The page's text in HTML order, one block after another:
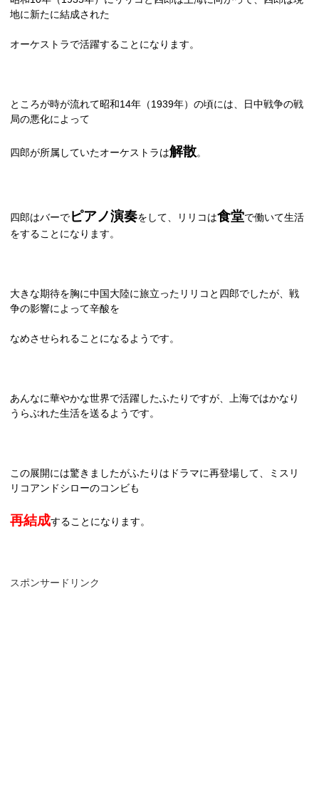
地に新たに結成された
オーケストラで活躍することになります。
ところが時が流れて昭和14年（1939年）の頃には、日中戦争の戦
局の悪化によって
四郎が所属していたオーケストラは解散。
四郎はバーでピアノ演奏をして、リリコは食堂で働いて生活
をすることになります。
大きな期待を胸に中国大陸に旅立ったリリコと四郎でしたが、戦
争の影響によって辛酸を
なめさせられることになるようです。
あんなに華やかな世界で活躍したふたりですが、上海ではかなり
うらぶれた生活を送るようです。
この展開には驚きましたがふたりはドラマに再登場して、ミスリ
リコアンドシローのコンビも
再結成することになります。
スポンサードリンク